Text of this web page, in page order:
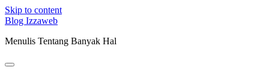
Skip to content
Blog Izzaweb
Menulis Tentang Banyak Hal